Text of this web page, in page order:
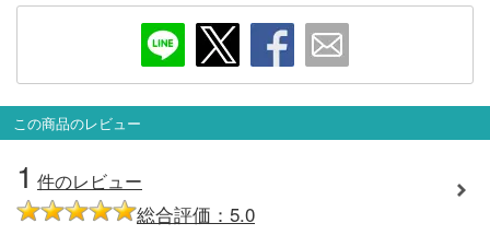
この商品のレビュー
1 件のレビュー
総合評価：5.0